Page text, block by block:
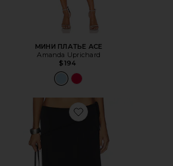
МИНИ ПЛАТЬЕ ACE
Amanda Uprichard
$194
Favorite ЮБКА МИДИ SHARNI